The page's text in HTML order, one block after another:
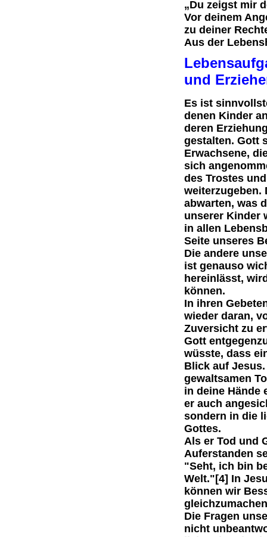
„Du zeigst mir
Vor deinem
zu deiner
Aus der
und
Es ist
denen Kinder
deren
gestalten. Gott
Erwachsene,
sich
des Trostes
weiterzugeben.
abwarten, was
unserer Kinder
in allen
Seite unseres
Die andere
ist genauso
hereinlässt,
können.
In ihren
wieder daran,
Zuversicht zu
Gott
wüsste, dass
Blick auf
gewaltsamen
in deine Hände
er auch
sondern in die
Gottes.
Als er Tod und
Auferstanden
"Seht, ich bin
Welt."[4] In
können wir
Die Fragen
nicht